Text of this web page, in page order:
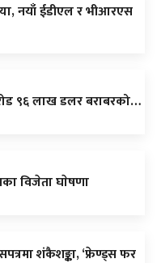
नयाँ ईडीएल र भीआरएस
९६ लाख डलर बराबरको…
विजेता घाेषणा
शंकैशङ्का, ‘फ्रेण्ड्स फर